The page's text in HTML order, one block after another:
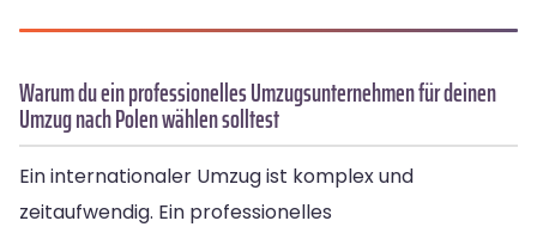
Warum du ein professionelles Umzugsunternehmen für deinen
Umzug nach Polen wählen solltest
Ein internationaler Umzug ist komplex und
zeitaufwendig. Ein professionelles